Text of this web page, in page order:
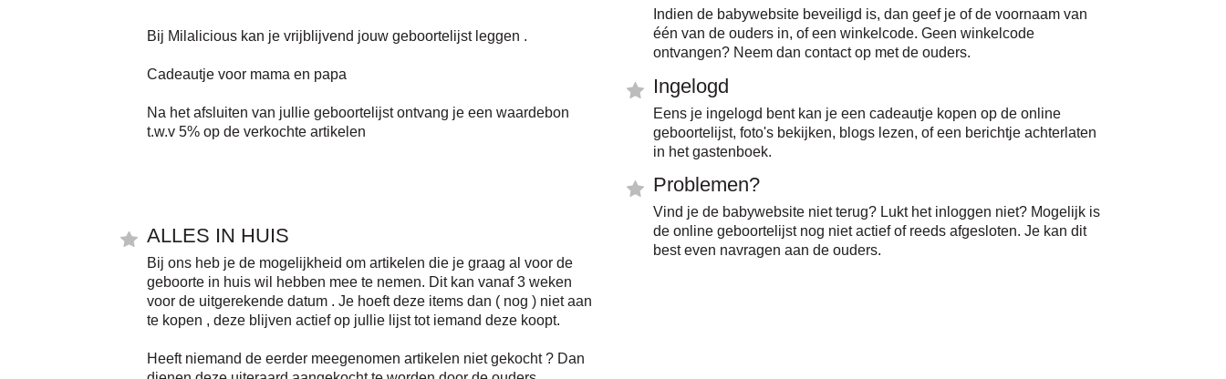
Bij Milalicious kan je vrijblijvend jouw geboortelijst leggen .
Cadeautje voor mama en papa
Na het afsluiten van jullie geboortelijst ontvang je een waardebon
t.w.v 5% op de verkochte artikelen
ALLES IN HUIS
Bij ons heb je de mogelijkheid om artikelen die je graag al voor de
geboorte in huis wil hebben mee te nemen. Dit kan vanaf 3 weken
voor de uitgerekende datum . Je hoeft deze items dan ( nog ) niet aan
te kopen , deze blijven actief op jullie lijst tot iemand deze koopt.
Heeft niemand de eerder meegenomen artikelen niet gekocht ? Dan
Indien de babywebsite beveiligd is, dan geef je of de voornaam van
één van de ouders in, of een winkelcode. Geen winkelcode
ontvangen? Neem dan contact op met de ouders.
Ingelogd
Eens je ingelogd bent kan je een cadeautje kopen op de online
geboortelijst, foto's bekijken, blogs lezen, of een berichtje achterlaten
in het gastenboek.
Problemen?
Vind je de babywebsite niet terug? Lukt het inloggen niet? Mogelijk is
de online geboortelijst nog niet actief of reeds afgesloten. Je kan dit
best even navragen aan de ouders.